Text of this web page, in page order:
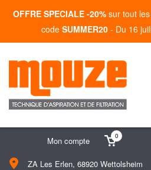
OFFRE SPECIALE -20% sur tout
code SUMMER20 - Du 16
ZA Les Erlen, 68920 Wettolsheim
Mon compte 0